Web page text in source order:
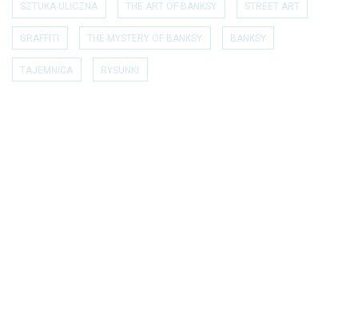
SZTUKA ULICZNA THE ART OF BANKSY STREET ART
GRAFFITI THE MYSTERY OF BANKSY BANKSY
TAJEMNICA RYSUNKI